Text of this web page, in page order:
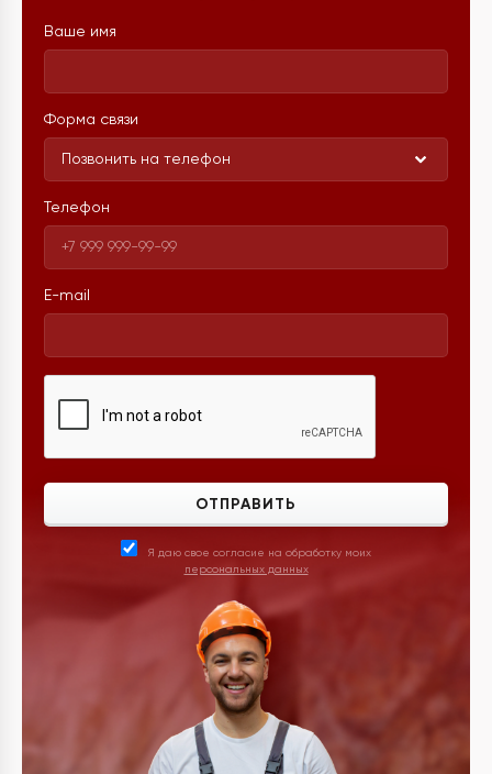
Ваше имя
Форма связи
Позвонить на телефон
Телефон
E-mail
ОТПРАВИТЬ
Я даю свое согласие на обработку моих
персональных данных